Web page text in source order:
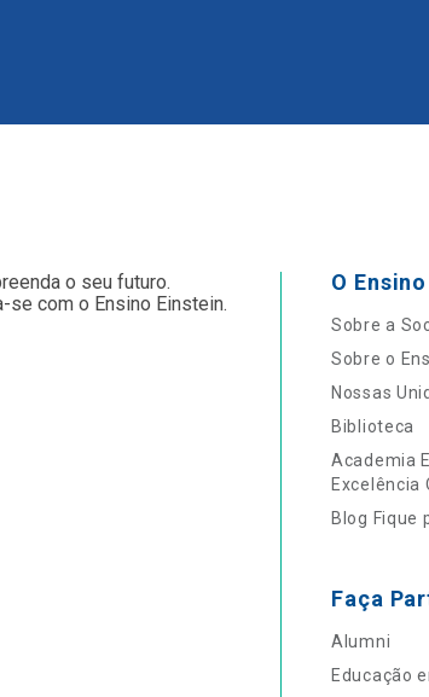
o seu futuro.
se com o Ensino Einstein.
O
Sobre a
Sobre o
Nossas
Biblioteca
Academia
Excelência
Blog Fique
Faça
Alumni
Educação